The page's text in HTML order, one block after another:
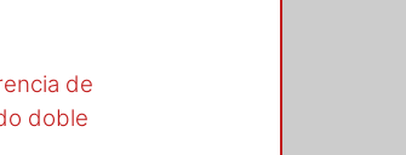
en
por
la reacción.
por
de
doble